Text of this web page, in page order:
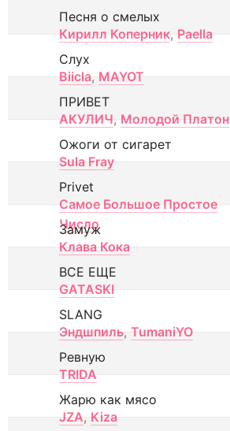
Песня о смелых
Кирилл Коперник, Paella
Слух
Biicla, MAYOT
ПРИВЕТ
АКУЛИЧ, Молодой Платон
Ожоги от сигарет
Sula Fray
Privet
Самое Большое Простое
Число
Замуж
Клава Кока
ВСЕ ЕЩЕ
GATASKI
SLANG
Эндшпиль, TumaniYO
Ревную
TRIDA
Жарю как мясо
JZA, Kiza